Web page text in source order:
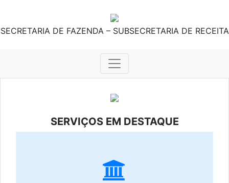
SECRETARIA DE FAZENDA – SUBSECRETARIA DE RECEITA
SERVIÇOS EM DESTAQUE